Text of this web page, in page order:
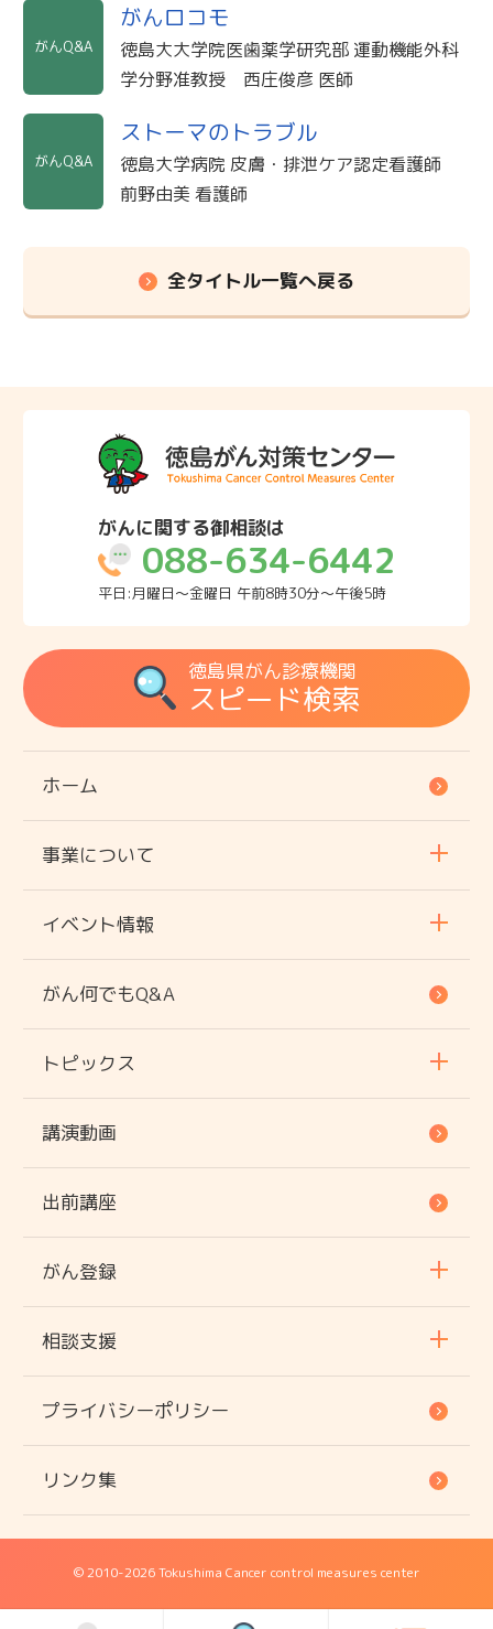
がんQ&A
がんロコモ
徳島大大学院医歯薬学研究部 運動機能外科
学分野准教授 西庄俊彦 医師
がんQ&A
ストーマのトラブル
徳島大学病院 皮膚・排泄ケア認定看護師
前野由美 看護師
全タイトル一覧へ戻る
がんに関する御相談は
088-634-6442
平日:月曜日～金曜日 午前8時30分～午後5時
徳島県がん診療機関
スピード検索
ホーム
事業について
イベント情報
がん何でもQ&A
トピックス
講演動画
出前講座
がん登録
相談支援
プライバシーポリシー
リンク集
© 2010-2026 Tokushima Cancer control measures center